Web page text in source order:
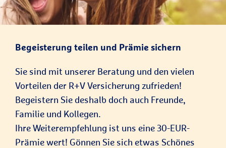
Begeisterung teilen und Prämie sichern
Sie sind mit unserer Beratung und den vielen
Vorteilen der R+V Versicherung zufrieden!
Begeistern Sie deshalb doch auch Freunde,
Familie und Kollegen.
Ihre Weiterempfehlung ist uns eine 30-EUR-
Prämie wert! Gönnen Sie sich etwas Schönes